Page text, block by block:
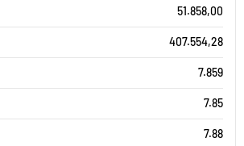
51.858,00
407.554,28
7.859
7.85
7.88